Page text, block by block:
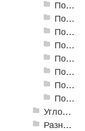
Пороги алюминиевые А-20 20х3,5 мм (открытый крепеж)
Пороги алюминиевые А-30 30х5 мм (открытый крепеж)
Пороги алюминиевые А-39 39х5,4 мм (открытый крепеж)
Пороги алюминиевые А-45 45х4,4 мм (открытый крепеж)
Пороги алюминиевые B-1 30х4,2 мм (скрытый крепеж)
Пороги алюминиевые B-2 37х4,4 мм (скрытый крепеж)
Пороги алюминиевые B-4 41х6-13 мм (скрытый крепеж)
Пороги алюминиевые B-5 80х4,6 мм (скрытый крепеж)
Угловые алюминиевые пороги
Разноуровневые алюминиевые профили